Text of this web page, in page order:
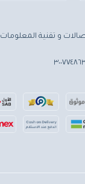
و تقنية المعلومات